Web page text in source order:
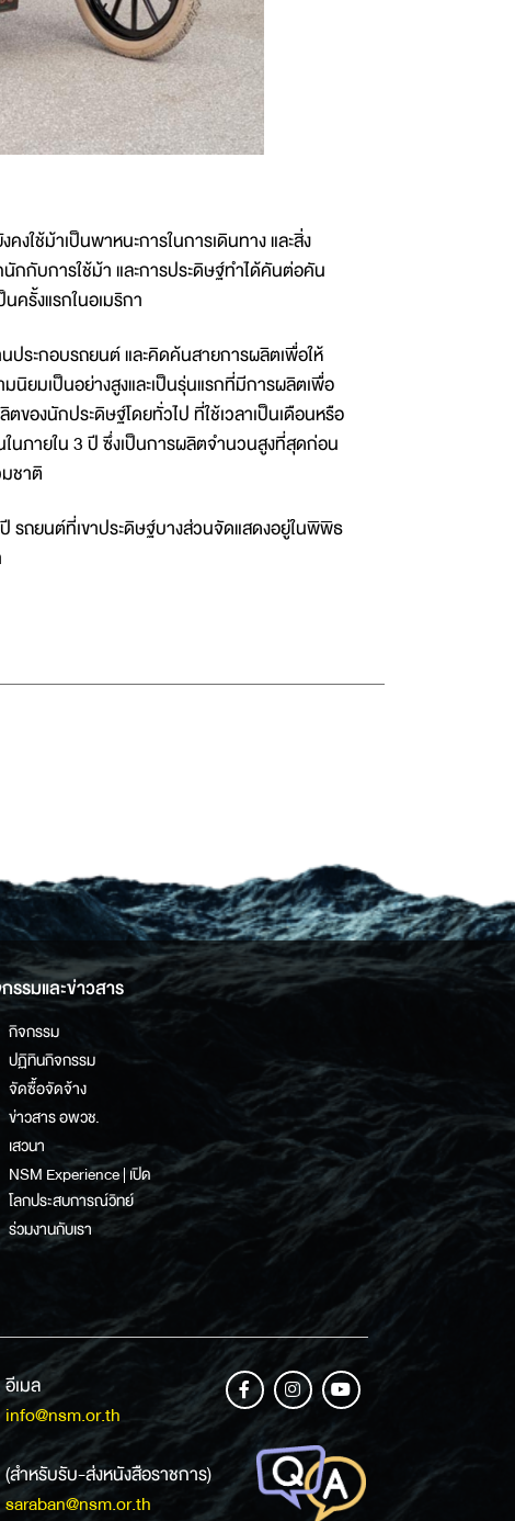
งใช้ม้าเป็นพาหนะการในการเดินทาง และสิ่ง
กกับการใช้ม้า และการประดิษฐ์ทำได้คันต่อคัน
รั้งแรกในอเมริกา
ประกอบรถยนต์ และคิดค้นสายการผลิตเพื่อให้
นิยมเป็นอย่างสูงและเป็นรุ่นแรกที่มีการผลิตเพื่อ
งนักประดิษฐ์โดยทั่วไป ที่ใช้เวลาเป็นเดือนหรือ
ในภายใน 3 ปี ซึ่งเป็นการผลิตจำนวนสูงที่สุดก่อน
ชาติ
รถยนต์ที่เขาประดิษฐ์บางส่วนจัดแสดงอยู่ในพิพิธ
รรมและข่าวสาร
กิจกรรม
ปฏิทินกิจกรรม
จัดซื้อจัดจ้าง
ข่าวสาร อพวช.
เสวนา
NSM Experience | เปิด
โลกประสบการณ์วิทย์
ร่วมงานกับเรา
อีเมล
info@nsm.or.th
(สำหรับรับ-ส่งหนังสือราชการ)
saraban@nsm.or.th